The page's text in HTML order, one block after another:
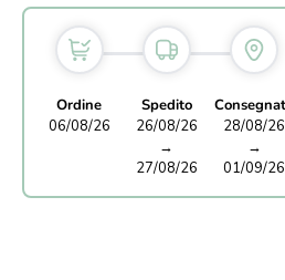
Ordine
06/08/26
Spedito
26/08/26
→
27/08/26
28/08/26
→
01/09/26